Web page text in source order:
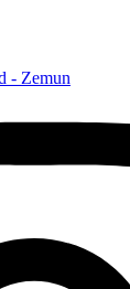
- Zemun